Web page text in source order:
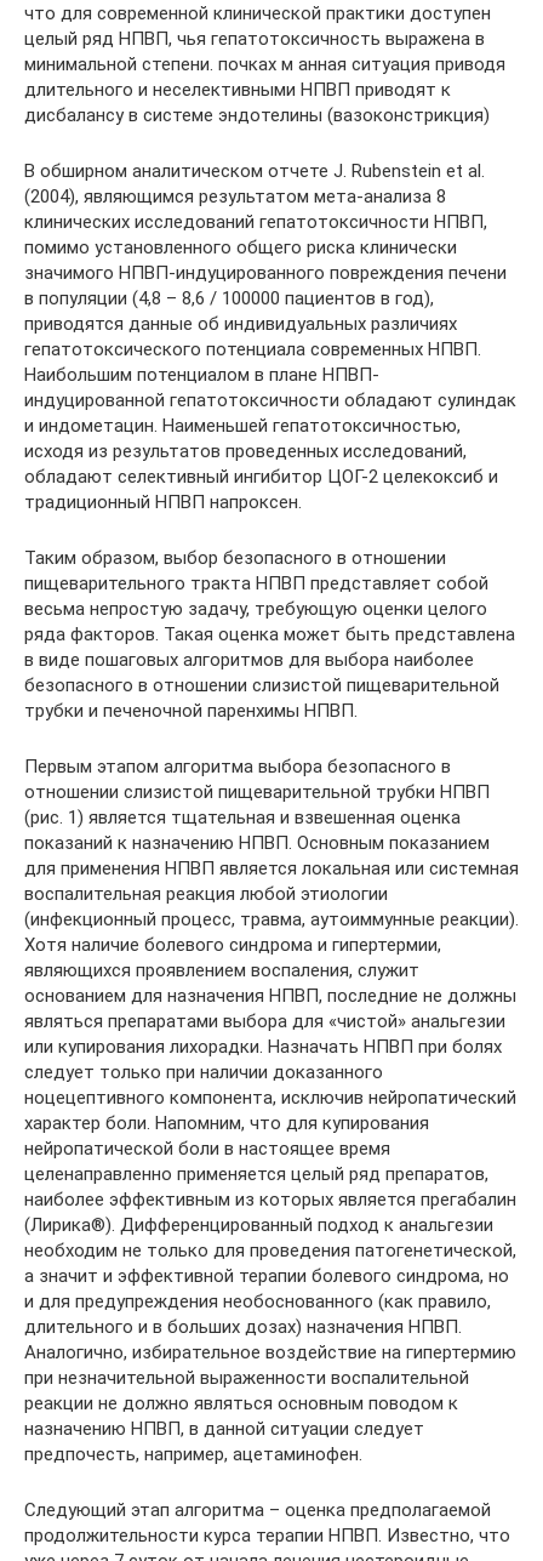
что для современной клинической практики доступен
целый ряд НПВП, чья гепатотоксичность выражена в
минимальной степени. почках м анная ситуация приводя
длительного и неселективными НПВП приводят к
дисбалансу в системе эндотелины (вазоконстрикция)
В обширном аналитическом отчете J. Rubenstein et al.
(2004), являющимся результатом мета-анализа 8
клинических исследований гепатотоксичности НПВП,
помимо установленного общего риска клинически
значимого НПВП-индуцированного повреждения печени
в популяции (4,8 – 8,6 / 100000 пациентов в год),
приводятся данные об индивидуальных различиях
гепатотоксического потенциала современных НПВП.
Наибольшим потенциалом в плане НПВП-
индуцированной гепатотоксичности обладают сулиндак
и индометацин. Наименьшей гепатотоксичностью,
исходя из результатов проведенных исследований,
обладают селективный ингибитор ЦОГ-2 целекоксиб и
традиционный НПВП напроксен.
Таким образом, выбор безопасного в отношении
пищеварительного тракта НПВП представляет собой
весьма непростую задачу, требующую оценки целого
ряда факторов. Такая оценка может быть представлена
в виде пошаговых алгоритмов для выбора наиболее
безопасного в отношении слизистой пищеварительной
трубки и печеночной паренхимы НПВП.
Первым этапом алгоритма выбора безопасного в
отношении слизистой пищеварительной трубки НПВП
(рис. 1) является тщательная и взвешенная оценка
показаний к назначению НПВП. Основным показанием
для применения НПВП является локальная или системная
воспалительная реакция любой этиологии
(инфекционный процесс, травма, аутоиммунные реакции).
Хотя наличие болевого синдрома и гипертермии,
являющихся проявлением воспаления, служит
основанием для назначения НПВП, последние не должны
являться препаратами выбора для «чистой» анальгезии
или купирования лихорадки. Назначать НПВП при болях
следует только при наличии доказанного
ноцецептивного компонента, исключив нейропатический
характер боли. Напомним, что для купирования
нейропатической боли в настоящее время
целенаправленно применяется целый ряд препаратов,
наиболее эффективным из которых является прегабалин
(Лирика®). Дифференцированный подход к анальгезии
необходим не только для проведения патогенетической,
а значит и эффективной терапии болевого синдрома, но
и для предупреждения необоснованного (как правило,
длительного и в больших дозах) назначения НПВП.
Аналогично, избирательное воздействие на гипертермию
при незначительной выраженности воспалительной
реакции не должно являться основным поводом к
назначению НПВП, в данной ситуации следует
предпочесть, например, ацетаминофен.
Следующий этап алгоритма – оценка предполагаемой
продолжительности курса терапии НПВП. Известно, что